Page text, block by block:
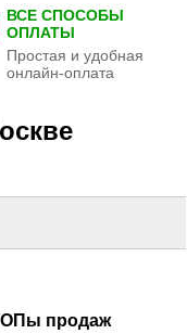
ВСЕ СПОСОБЫ
ОПЛАТЫ
Простая и удобная
онлайн-оплата
продаж